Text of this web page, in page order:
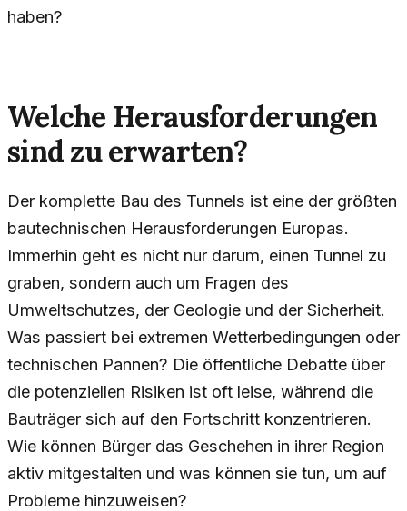
haben?
Welche Herausforderungen
sind zu erwarten?
Der komplette Bau des Tunnels ist eine der größten
bautechnischen Herausforderungen Europas.
Immerhin geht es nicht nur darum, einen Tunnel zu
graben, sondern auch um Fragen des
Umweltschutzes, der Geologie und der Sicherheit.
Was passiert bei extremen Wetterbedingungen oder
technischen Pannen? Die öffentliche Debatte über
die potenziellen Risiken ist oft leise, während die
Bauträger sich auf den Fortschritt konzentrieren.
Wie können Bürger das Geschehen in ihrer Region
aktiv mitgestalten und was können sie tun, um auf
Probleme hinzuweisen?